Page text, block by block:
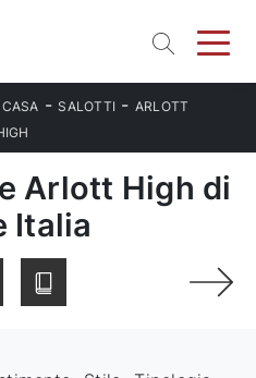
- SALOTTI - ARLOTT
Arlott High di
Italia